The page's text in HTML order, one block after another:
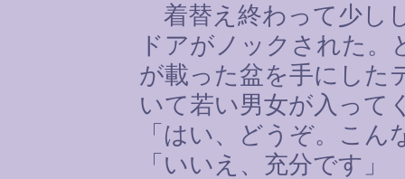
着替え終わって少し
ドアがノックされた
が載った盆を手にした
いて若い男女が入って
「はい、どうぞ。こ
「いいえ、充分です」